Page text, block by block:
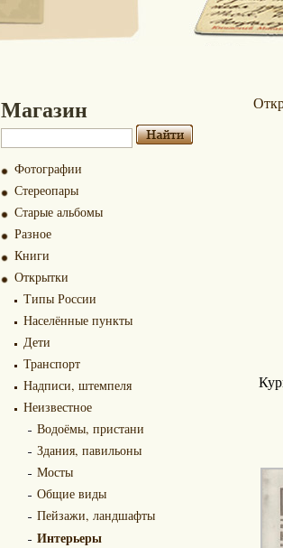
Магазин
Фотографии
Стереопары
Старые альбомы
Разное
Книги
Открытки
Типы России
Населённые пункты
Дети
Транспорт
Надписи, штемпеля
Неизвестное
Водоёмы, пристани
Здания, павильоны
Мосты
Общие виды
Пейзажи, ландшафты
Интерьеры